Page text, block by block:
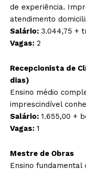
de experiência.
atendimento
Salário: 3.044,75 +
Vagas: 2
Recepcionista de
dias)
Ensino médio
imprescindível
Salário: 1.655,00 +
Vagas: 1
Mestre de Obras
Ensino fundamental